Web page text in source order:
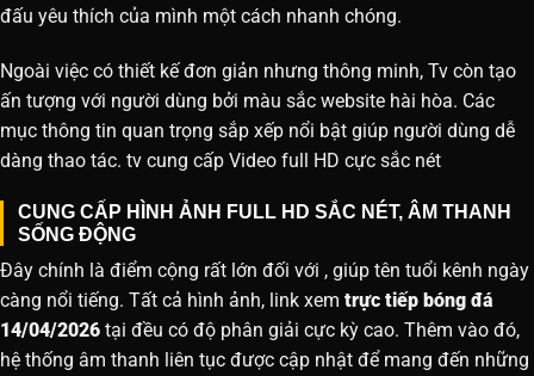
đấu yêu thích của mình một cách nhanh chóng.
Ngoài việc có thiết kế đơn giản nhưng thông minh, Tv còn tạo
ấn tượng với người dùng bởi màu sắc website hài hòa. Các
mục thông tin quan trọng sắp xếp nổi bật giúp người dùng dễ
dàng thao tác. tv cung cấp Video full HD cực sắc nét
CUNG CẤP HÌNH ẢNH FULL HD SẮC NÉT, ÂM THANH
SỐNG ĐỘNG
Đây chính là điểm cộng rất lớn đối với , giúp tên tuổi kênh ngày
càng nổi tiếng. Tất cả hình ảnh, link xem trực tiếp bóng đá
14/04/2026 tại đều có độ phân giải cực kỳ cao. Thêm vào đó,
hệ thống âm thanh liên tục được cập nhật để mang đến những